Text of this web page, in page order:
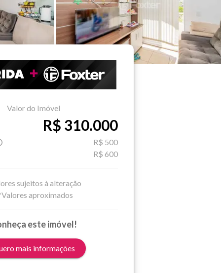
Valor do Imóvel
R$ 310.000
R$ 500
R$ 600
sujeitos à alteração
aproximados
este imóvel!
mais informações